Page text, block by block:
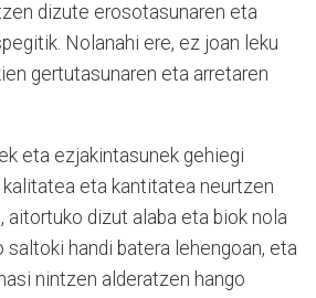
dizute erosotasunaren eta
Nolanahi ere, ez joan leku
gertutasunaren eta arretaren
eta ezjakintasunek gehiegi
eta kantitatea neurtzen
aitortuko dizut alaba eta biok nola
saltoki handi batera lehengoan, eta
nintzen alderatzen hango